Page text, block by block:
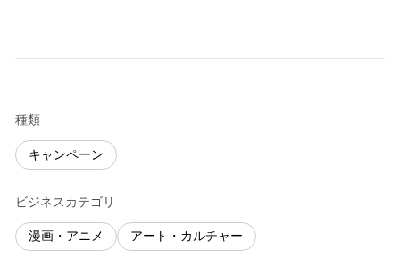
種類
キャンペーン
ビジネスカテゴリ
漫画・アニメ アート・カルチャー